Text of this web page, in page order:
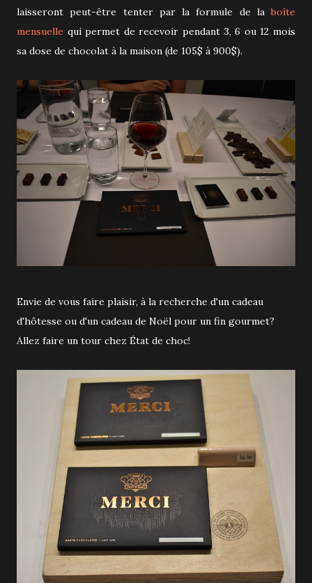
laisseront peut-être tenter par la formule de laboîte
mensuelle qui permet de recevoir pendant 3, 6 ou 12 mois
sa dose de chocolat à la maison (de 105$ à 900$).
Envie de vous faire plaisir, à la recherche d'un cadeau
d'hôtesse ou d'un cadeau de Noël pour un fin gourmet?
Allez faire un tour chez État de choc!